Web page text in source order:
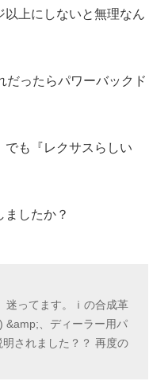
上にしないと無理なん
だったらパワーバックド
でも『レクサスらしい
したか？
迷ってます。ｉの合成革
&amp;、ディーラー用パ
されました？？ 再度の